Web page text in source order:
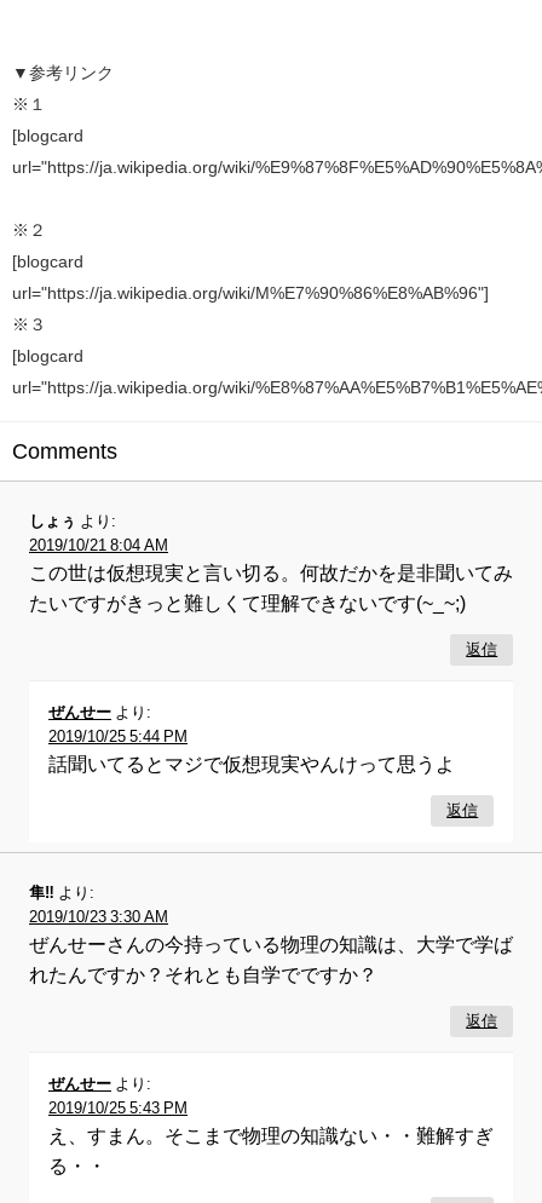
▼参考リンク
※１
[blogcard
url="https://ja.wikipedia.org/wiki/
※２
[blogcard
url="https://ja.wikipedia.org/wiki/M%E7%90%86%E8%AB%96"]
※３
[blogcard
url="https://ja.wikipedia.org/wiki/
Comments
しょぅ
より:
2019/10/21 8:04 AM
この世は仮想現実と言い切る。何故だかを是非聞いてみ
たいですがきっと難しくて理解できないです(~_~;)
返信
ぜんせー より:
2019/10/25 5:44 PM
話聞いてるとマジで仮想現実やんけって思うよ
返信
隼‼︎ より:
2019/10/23 3:30 AM
ぜんせーさんの今持っている物理の知識は、大学で学ば
れたんですか？それとも自学でですか？
返信
ぜんせー より:
2019/10/25 5:43 PM
え、すまん。そこまで物理の知識ない・・難解すぎ
る・・